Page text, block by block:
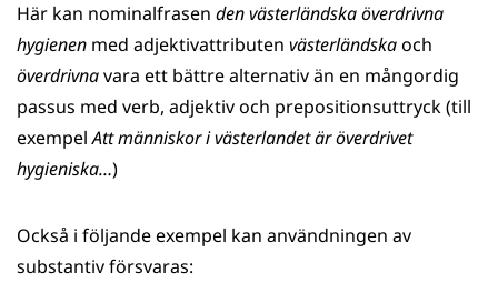
Här kan nominalfrasen den västerländska överdrivna
hygienen med adjektivattributen västerländskaoch
överdrivnavara ett bättre alternativ än en mångordig
passus med verb, adjektiv och prepositionsuttryck (till
exempelAtt människor i västerlandet är överdrivet
hygieniska…)
Också i följande exempel kan användningen av
substantiv försvaras: